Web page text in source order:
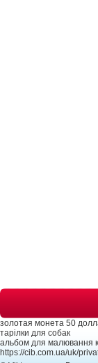
золотая монета 50
тарілки для собак
альбом для малювання
https://cib.com.ua/uk/